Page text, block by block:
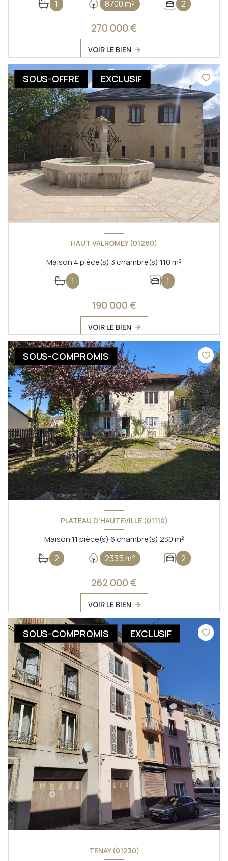
1 8700 m² 2
270 000 €
VOIR LE BIEN
SOUS-OFFRE EXCLUSIF
HAUT VALROMEY (01260)
Maison 4 pièce(s) 3 chambre(s) 110 m²
1 1
190 000 €
VOIR LE BIEN
SOUS-COMPROMIS
PLATEAU D'HAUTEVILLE (01110)
Maison 11 pièce(s) 6 chambre(s) 230 m²
2 2335 m² 2
262 000 €
VOIR LE BIEN
SOUS-COMPROMIS EXCLUSIF
TENAY (01230)